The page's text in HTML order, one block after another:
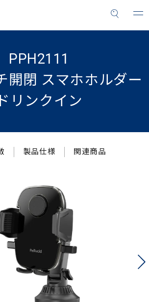
PPH2111
開閉 スマホホルダー
ドリンクイン
製品仕様 関連商品